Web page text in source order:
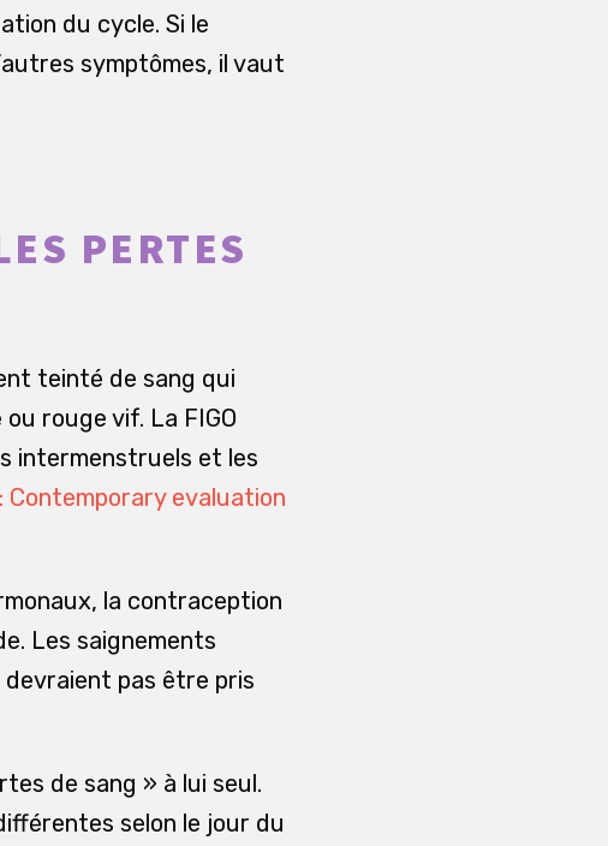
du cycle. Si le
symptômes, il vaut
PERTES
teinté de sang qui
rouge vif. La FIGO
intermenstruels et les
Contemporary evaluation
la contraception
Les saignements
pas être pris
de sang » à lui seul.
selon le jour du